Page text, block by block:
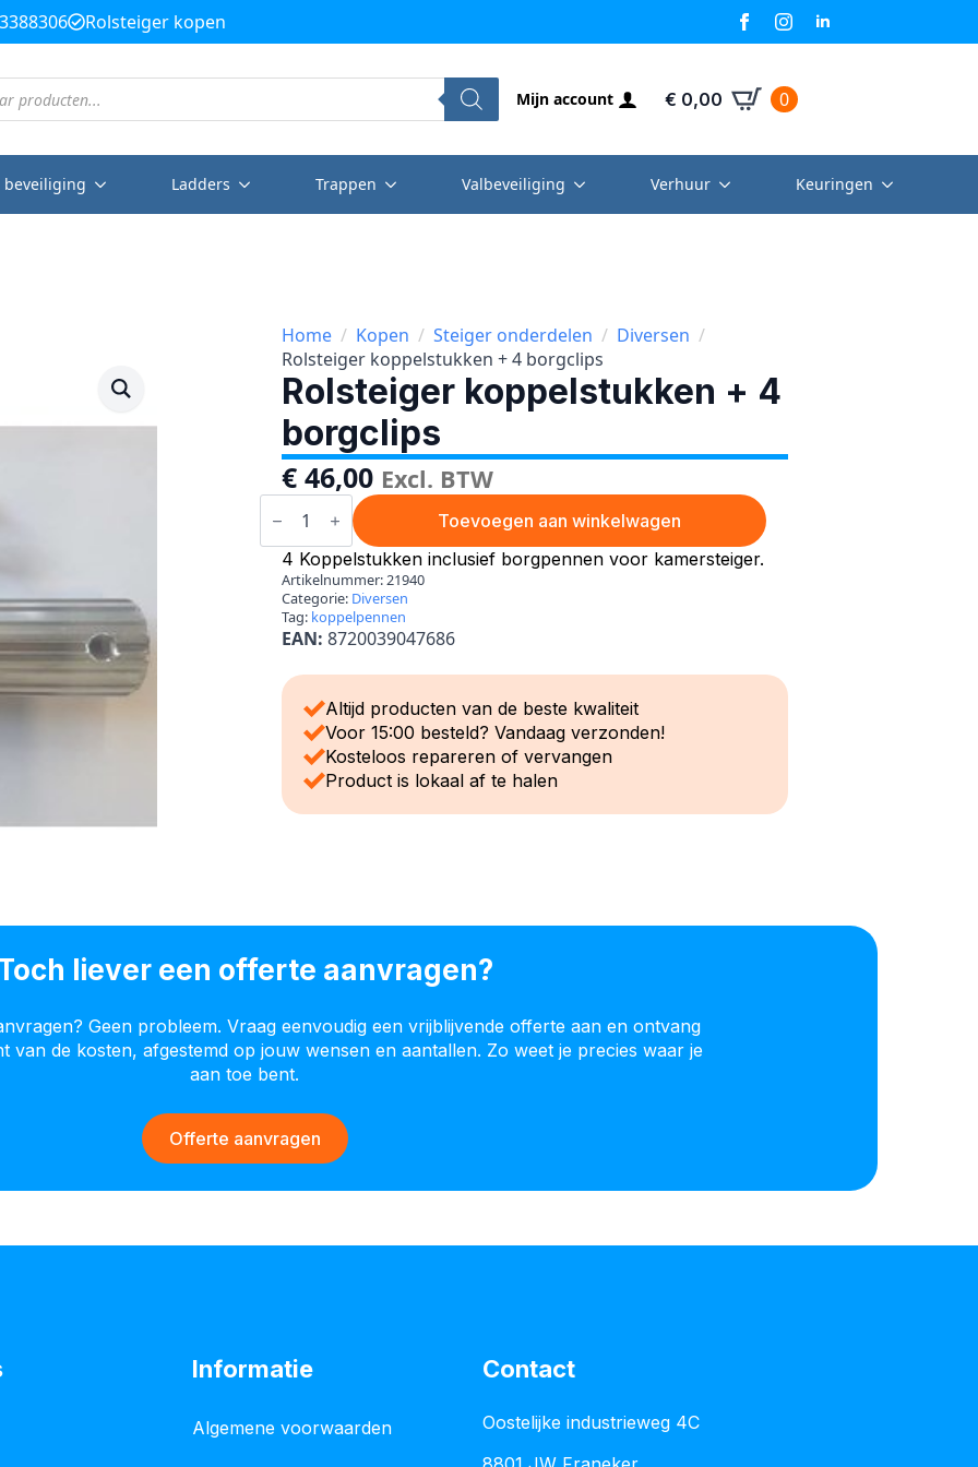
Rolsteiger kopen
Mijn account € 0,00 0
beveiliging Ladders Trappen Valbeveiliging Verhuur Keuringen
Home Kopen Steiger onderdelen
Diversen
Rolsteiger koppelstukken + 4 borgclips
Rolsteiger koppelstukken + 4
borgclips
€ 46,00 Excl. BTW
Rolsteiger
koppelstukken
4
borgclips
aantal
Toevoegen aan winkelwagen
4 Koppelstukken inclusief borgpennen voor kamersteiger.
Artikelnummer:21940
Categorie: Diversen
Tag: koppelpennen
EAN: 8720039047686
Altijd producten van de beste kwaliteit
Voor 15:00 besteld? Vandaag verzonden!
Kosteloos repareren of vervangen
Product is lokaal af te halen
liever een offerte aanvragen?
Geen probleem. Vraag eenvoudig een vrijblijvende offerte aan en ontvang
van de kosten, afgestemd op jouw wensen en aantallen. Zo weet je precies waar je
aan toe bent.
Offerte aanvragen
Informatie
Algemene voorwaarden
Contact
Oostelijke industrieweg 4C